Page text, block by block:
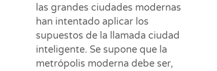
las grandes ciudades modernas
han intentado aplicar los
supuestos de la llamada ciudad
inteligente. Se supone que la
metrópolis moderna debe ser,